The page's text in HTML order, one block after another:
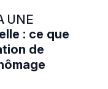
UNE
: ce que
de